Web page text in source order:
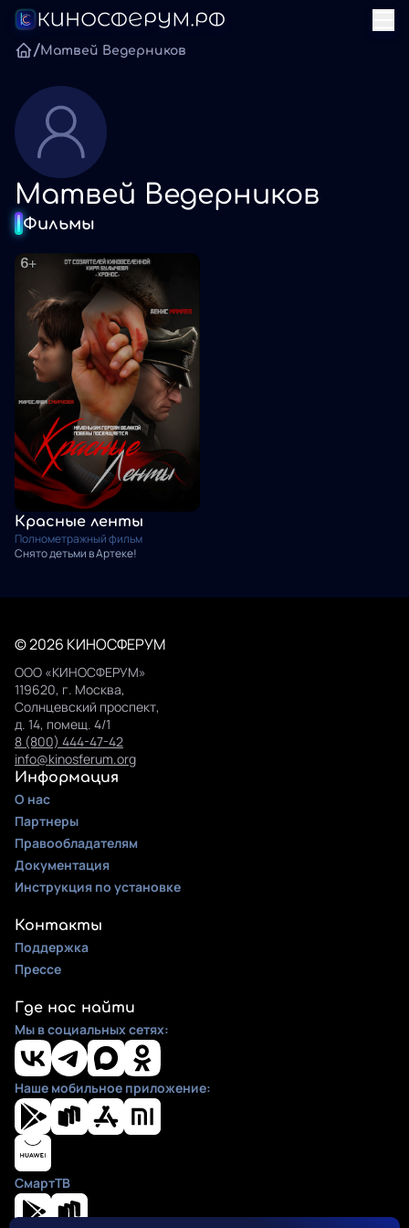
/Матвей Ведерников
Матвей Ведерников
Фильмы
Красные ленты
Полнометражный фильм
Снято детьми в Артеке!
© 2026 КИНОСФЕРУМ
ООО «КИНОСФЕРУМ»
119620, г. Москва,
Солнцевский проспект,
д. 14, помещ. 4/1
8 (800) 444-47-42
info@kinosferum.org
Информация
О нас
Партнеры
Правообладателям
Документация
Инструкция по установке
Контакты
Поддержка
Прессе
Где нас найти
Мы в социальных сетях:
Наше мобильное приложение:
СмартТВ